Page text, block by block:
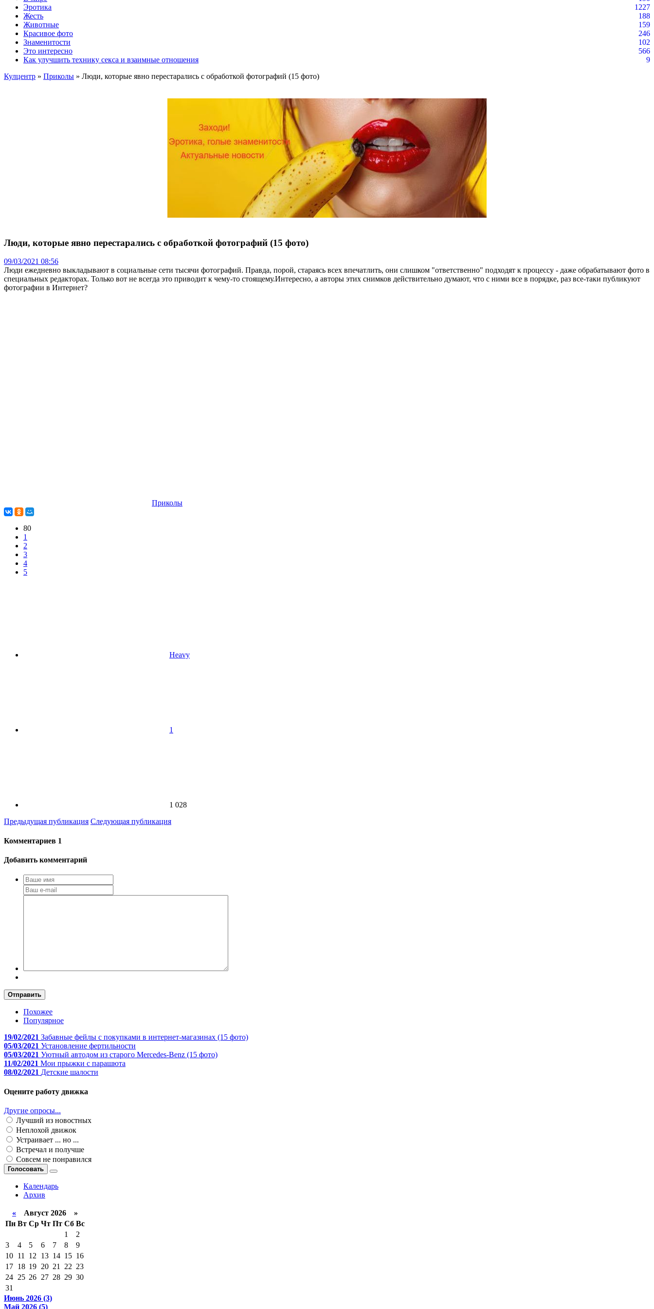
Эротика
1227
Жесть
188
Животные
159
Красивое фото
246
Знаменитости
102
Это интересно
566
Как улучшить технику секса и взаимные отношения
9
Кулцентр » Приколы » Люди, которые явно перестарались с обработкой фотографий (15 фото)
Люди, которые явно перестарались с обработкой фотографий (15 фото)
09/03/2021 08:56
Люди ежедневно выкладывают в социальные сети тысячи фотографий. Правда, порой, стараясь всех впечатлить, они слишком "ответственно" подходят к процессу - даже обрабатывают фото в
специальных редакторах. Только вот не всегда это приводит к чему-то стоящему.Интересно, а авторы этих снимков действительно думают, что с ними все в порядке, раз все-таки публикуют
фотографии в Интернет?
Приколы
80
1
2
3
4
5
Heavy
1
1 028
Предыдущая публикация Следующая публикация
Комментариев 1
Добавить комментарий
Отправить
Похожее
Популярное
19/02/2021 Забавные фейлы с покупками в интернет-магазинах (15 фото)
05/03/2021 Установление фертильности
05/03/2021 Уютный автодом из старого Mercedes-Benz (15 фото)
11/02/2021 Мои прыжки с парашюта
08/02/2021 Детские шалости
Оцените работу движка
Другие опросы...
Лучший из новостных
Неплохой движок
Устраивает ... но ...
Встречал и получше
Совсем не понравился
Голосовать
Календарь
Архив
« Август 2026 »
Пн Вт Ср Чт Пт Сб Вс
1
2
3
4 5 6 7 8
9
10 11 12 13 14 15 16
17 18 19 20 21 22 23
24 25 26 27 28 29 30
31
Июнь 2026 (3)
Май 2026 (5)